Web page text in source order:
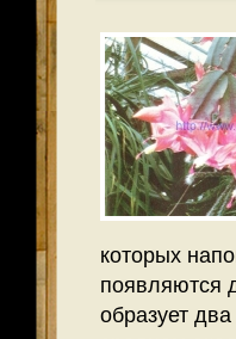
которых
появляются
образует